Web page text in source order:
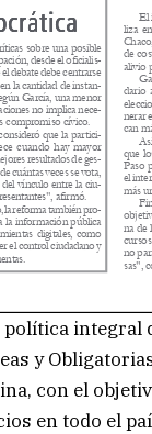
integral
y
con el
en todo el